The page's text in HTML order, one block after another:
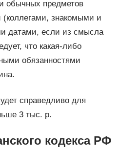
обычных предметов
(коллегами, знакомыми и
датами, если из смысла
что какая-либо
обязанностями
справедливо для
3 тыс. р.
кодекса РФ